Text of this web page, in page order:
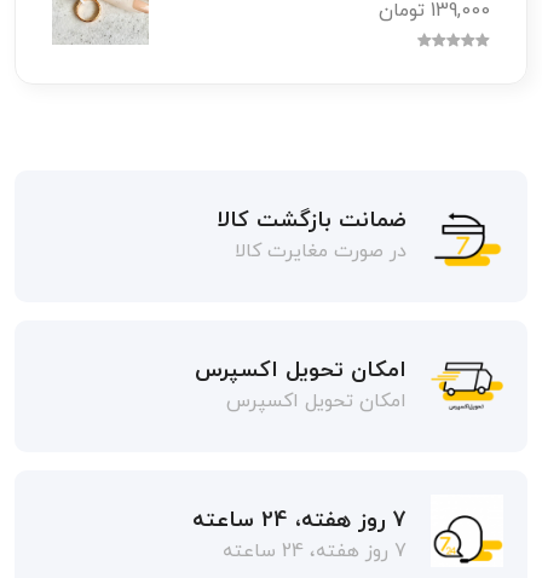
139,000 تومان
ضمانت بازگشت کالا
در صورت مغایرت کالا
امکان تحویل اکسپرس
امکان تحویل اکسپرس
7 روز هفته، 24 ساعته
7 روز هفته، 24 ساعته